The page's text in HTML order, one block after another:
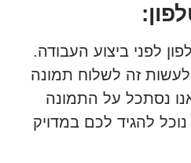
לפני ביצוע העבודה.
זה לשלוח תמונה
נסתכל על התמונה
להגיד לכם במדויק